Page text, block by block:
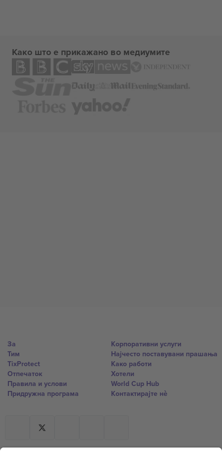
Како што е прикажано во медиумите
За
Тим
TixProtect
Отпечаток
Правила и услови
Придружна програма
Корпоративни услуги
Најчесто поставувани прашања
Како работи
Хотели
World Cup Hub
Контактирајте нѐ